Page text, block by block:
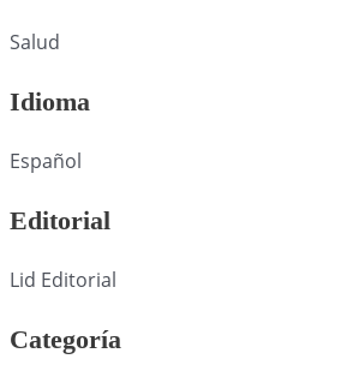
Salud
Idioma
Español
Editorial
Lid Editorial
Categoría